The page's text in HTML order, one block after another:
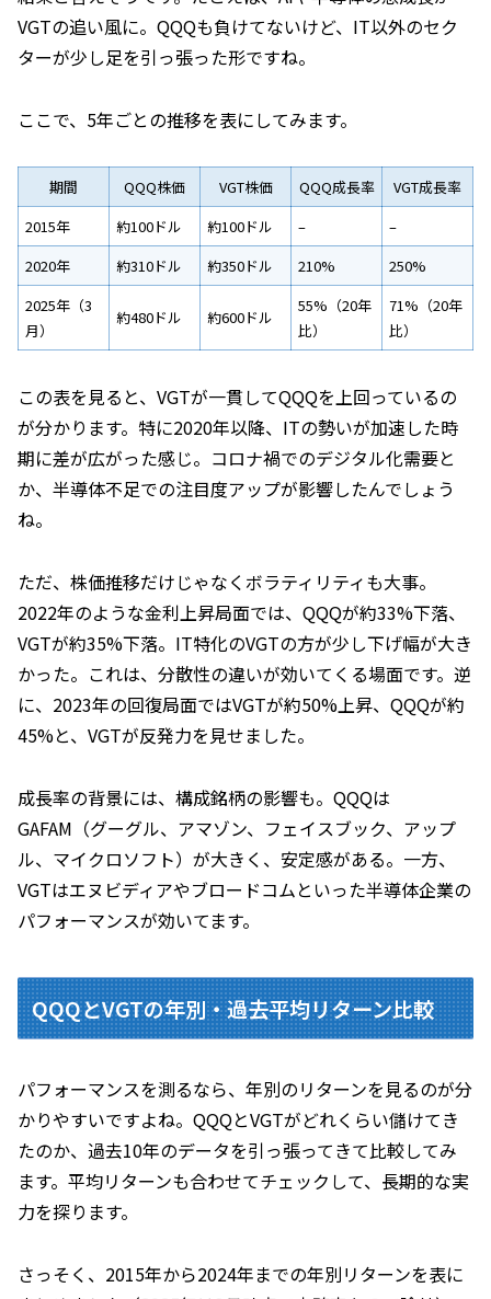
VGTの追い風に。QQQも負けてないけど、IT以外のセク
ターが少し足を引っ張った形ですね。
ここで、5年ごとの推移を表にしてみます。
期間 QQQ株価 VGT株価 QQQ成長率
VGT成長率
2015年
約100ドル 約100ドル –
–
2020年
約310ドル 約350ドル 210%
250%
2025年（3
月）
約480ドル 約600ドル
55%（20年
比）
71%（20年
比）
この表を見ると、VGTが一貫してQQQを上回っているの
が分かります。特に2020年以降、ITの勢いが加速した時
期に差が広がった感じ。コロナ禍でのデジタル化需要と
か、半導体不足での注目度アップが影響したんでしょう
ね。
ただ、株価推移だけじゃなくボラティリティも大事。
2022年のような金利上昇局面では、QQQが約33%下落、
VGTが約35%下落。IT特化のVGTの方が少し下げ幅が大き
かった。これは、分散性の違いが効いてくる場面です。逆
に、2023年の回復局面ではVGTが約50%上昇、QQQが約
45%と、VGTが反発力を見せました。
成長率の背景には、構成銘柄の影響も。QQQは
GAFAM（グーグル、アマゾン、フェイスブック、アップ
ル、マイクロソフト）が大きく、安定感がある。一方、
VGTはエヌビディアやブロードコムといった半導体企業の
パフォーマンスが効いてます。
QQQとVGTの年別・過去平均リターン比較
パフォーマンスを測るなら、年別のリターンを見るのが分
かりやすいですよね。QQQとVGTがどれくらい儲けてき
たのか、過去10年のデータを引っ張ってきて比較してみ
ます。平均リターンも合わせてチェックして、長期的な実
力を探ります。
さっそく、2015年から2024年までの年別リターンを表に